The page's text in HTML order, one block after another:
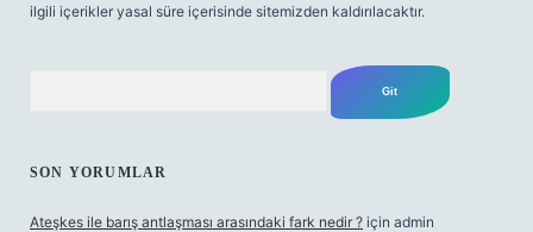
ilgili içerikler yasal süre içerisinde sitemizden kaldırılacaktır.
SON YORUMLAR
Ateşkes ile barış antlaşması arasındaki fark nedir ? için admin